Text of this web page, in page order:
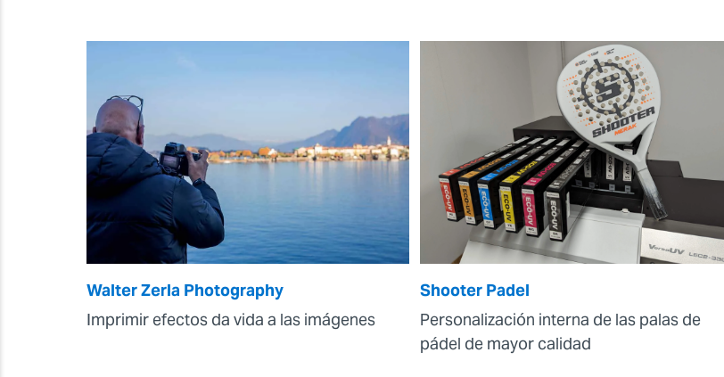
Walter Zerla Photography
Imprimir efectos da vida a las imágenes
Shooter Padel
Personalización interna de las palas de
pádel de mayor calidad